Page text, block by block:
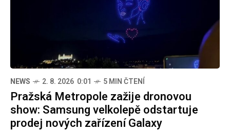
NEWS 2. 8. 2026 0:01 5 MIN ČTENÍ
Pražská Metropole zažije dronovou
show: Samsung velkolepě odstartuje
prodej nových zařízení Galaxy